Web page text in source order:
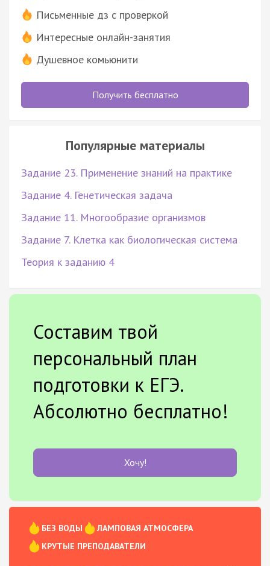
Письменные дз с проверкой
Интересные онлайн-занятия
Душевное комьюнити
Получить бесплатно
Популярные материалы
Задание 23. Применение знаний на практике
Задание 4. Генетическая задача
Задание 11. Многообразие организмов
Задание 7. Клетка как биологическая система
Теория к заданию 4
Составим твой
персональный план
подготовки к ЕГЭ.
Абсолютно бесплатно!
Хочу!
БЕЗ ВОДЫ
ЛАМПОВАЯ АТМОСФЕРА
КРУТЫЕ ПРЕПОДАВАТЕЛИ